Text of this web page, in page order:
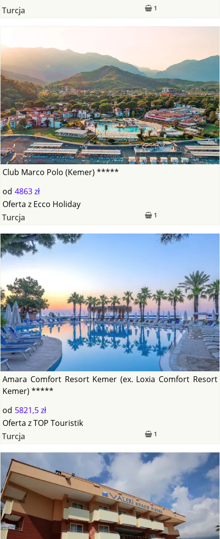
1
Turcja
Club Marco Polo (Kemer) *****
od 4863 zł
1
Oferta z Ecco Holiday
Turcja
Amara Comfort Resort Kemer (ex. Loxia Comfort Resort
Kemer) *****
od 5821,5 zł
1
Oferta zTOP Touristik
Turcja